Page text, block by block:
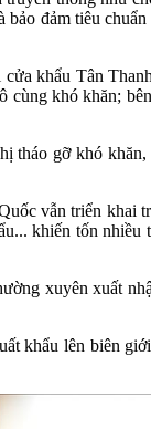
đảm tiêu
khẩu Tân
khó khăn;
tháo gỡ khó
vẫn triển khai
khiến tốn
xuyên xuất
khẩu lên biên